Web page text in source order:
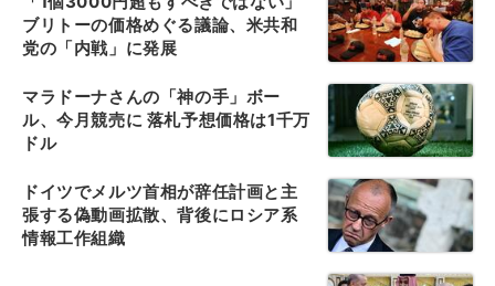
ブリトーの価格めぐる議論、米共和
党の「内戦」に発展
マラドーナさんの「神の手」ボー
ル、今月競売に 落札予想価格は1千万
ドル
ドイツでメルツ首相が辞任計画と主
張する偽動画拡散、背後にロシア系
情報工作組織